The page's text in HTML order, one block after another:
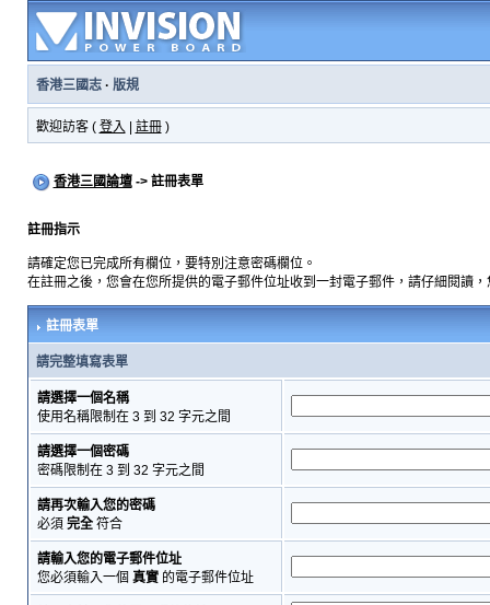
香港三國志· 版規
歡迎訪客 ( 登入 註冊)
香港三國論壇-> 註冊表單
註冊指示
請確定您已完成所有欄位，要特別注意密碼欄位。
在註冊之後，您會在您所提供的電子郵件位址收到一封電子郵件，請仔細閱讀
註冊表單
請完整填寫表單
請選擇一個名稱
使用名稱限制在 3 到 32 字元之間
請選擇一個密碼
密碼限制在 3 到 32 字元之間
請再次輸入您的密碼
必須 完全符合
請輸入您的電子郵件位址
您必須輸入一個 真實的電子郵件位址